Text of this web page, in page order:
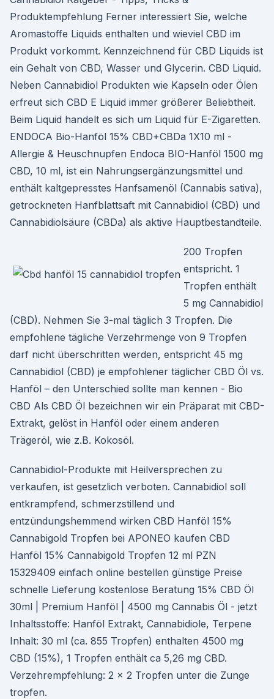
Produktempfehlung Ferner interessiert Sie, welche
Aromastoffe Liquids enthalten und wieviel CBD im
Produkt vorkommt. Kennzeichnend für CBD Liquids ist
ein Gehalt von CBD, Wasser und Glycerin. CBD Liquid.
Neben Cannabidiol Produkten wie Kapseln oder Ölen
erfreut sich CBD E Liquid immer größerer Beliebtheit.
Beim Liquid handelt es sich um Liquid für E-Zigaretten.
ENDOCA Bio-Hanföl 15% CBD+CBDa 1X10 ml -
Allergie & Heuschnupfen Endoca BIO-Hanföl 1500 mg
CBD, 10 ml, ist ein Nahrungsergänzungsmittel und
enthält kaltgepresstes Hanfsamenöl (Cannabis sativa),
getrockneten Hanfblattsaft mit Cannabidiol (CBD) und
Cannabidiolsäure (CBDa) als aktive Hauptbestandteile.
200 Tropfen
entspricht. 1
Tropfen enthält
5 mg Cannabidiol
(CBD). Nehmen Sie 3-mal täglich 3 Tropfen. Die
empfohlene tägliche Verzehrmenge von 9 Tropfen
darf nicht überschritten werden, entspricht 45 mg
Cannabidiol (CBD) je empfohlener täglicher CBD Öl vs.
Hanföl – den Unterschied sollte man kennen - Bio
CBD Als CBD Öl bezeichnen wir ein Präparat mit CBD-
Extrakt, gelöst in Hanföl oder einem anderen
Trägeröl, wie z.B. Kokosöl.
Cannabidiol-Produkte mit Heilversprechen zu
verkaufen, ist gesetzlich verboten. Cannabidiol soll
entkrampfend, schmerzstillend und
entzündungshemmend wirken CBD Hanföl 15%
Cannabigold Tropfen bei APONEO kaufen CBD
Hanföl 15% Cannabigold Tropfen 12 ml PZN
15329409 einfach online bestellen günstige Preise
schnelle Lieferung kostenlose Beratung 15% CBD Öl
30ml | Premium Hanföl | 4500 mg Cannabis Öl - jetzt
Inhaltsstoffe: Hanföl Extrakt, Cannabidiole, Terpene
Inhalt: 30 ml (ca. 855 Tropfen) enthalten 4500 mg
CBD (15%), 1 Tropfen enthält ca 5,26 mg CBD.
Verzehrempfehlung: 2 x 2 Tropfen unter die Zunge
tropfen.